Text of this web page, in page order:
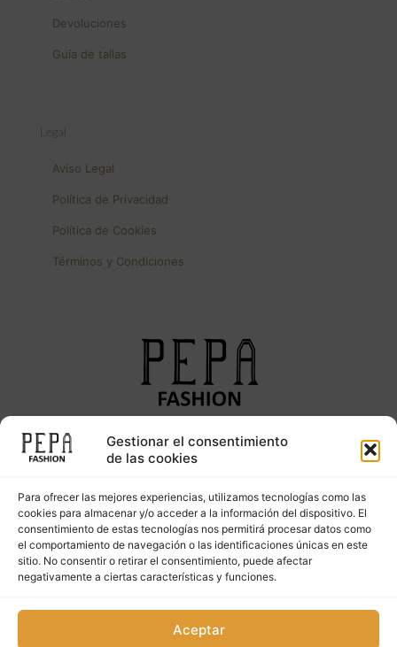
Gestionar el consentimiento
de las cookies
Para ofrecer las mejores experiencias, utilizamos tecnologías como las
cookies para almacenar y/o acceder a la información del dispositivo. El
consentimiento de estas tecnologías nos permitirá procesar datos como
el comportamiento de navegación o las identificaciones únicas en este
sitio. No consentir o retirar el consentimiento, puede afectar
negativamente a ciertas características y funciones.
Aceptar
Devoluciones
Guía de tallas
Legal
Aviso Legal
Política de Privacidad
Política de Cookies
Términos y Condiciones
Síguenos en nuestras redes sociales
Copyright © 2023. PepaFashion Todos los derechos